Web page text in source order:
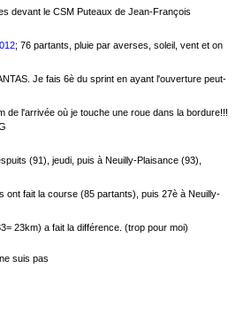
devant le CSM Puteaux de Jean-François
; 76 partants, pluie par averses, soleil, vent et on
Je fais 6è du sprint en ayant l'ouverture peut-
de l'arrivée où je touche une roue dans la bordure!!!
(91), jeudi, puis à Neuilly-Plaisance (93),
ont fait la course (85 partants), puis 27è à Neuilly-
23km) a fait la différence. (trop pour moi)
suis pas